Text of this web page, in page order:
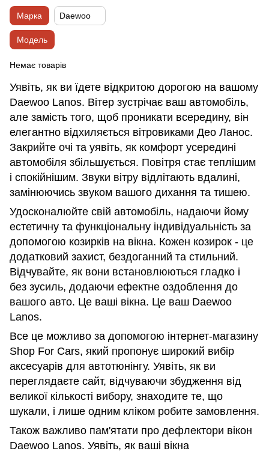
Марка Daewoo
Модель
Немає товарів
Уявіть, як ви їдете відкритою дорогою на вашому
Daewoo Lanos. Вітер зустрічає ваш автомобіль,
але замість того, щоб проникати всередину, він
елегантно відхиляється вітровиками Део Ланос.
Закрийте очі та уявіть, як комфорт усередині
автомобіля збільшується. Повітря стає теплішим
і спокійнішим. Звуки вітру відлітають вдалині,
замінюючись звуком вашого дихання та тишею.
Удосконалюйте свій автомобіль, надаючи йому
естетичну та функціональну індивідуальність за
допомогою козирків на вікна. Кожен козирок - це
додатковий захист, бездоганний та стильний.
Відчувайте, як вони встановлюються гладко і
без зусиль, додаючи ефектне оздоблення до
вашого авто. Це ваші вікна. Це ваш Daewoo
Lanos.
Все це можливо за допомогою інтернет-магазину
Shop For Cars, який пропонує широкий вибір
аксесуарів для автотюнінгу. Уявіть, як ви
переглядаєте сайт, відчуваючи збудження від
великої кількості вибору, знаходите те, що
шукали, і лише одним кліком робите замовлення.
Також важливо пам'ятати про дефлектори вікон
Daewoo Lanos. Уявіть, як ваші вікна